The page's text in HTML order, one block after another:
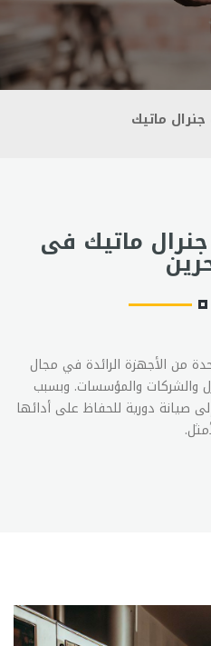
ماتيك
ماتيك فى
من الأجهزة الرائدة في مجال
والشركات والمؤسسات. وبسبب
صيانة دورية للحفاظ على أدائها